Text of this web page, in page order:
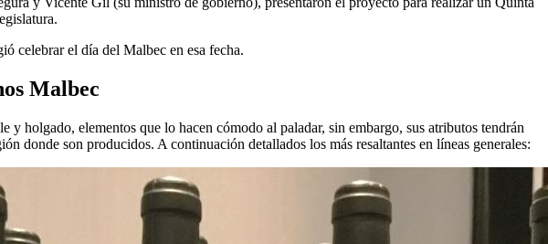
celebrar el día del Malbec en esa fecha.
Malbec
y holgado, elementos que lo hacen cómodo al paladar, sin embargo, sus atributos tendrán
donde son producidos. A continuación detallados los más resaltantes en líneas generales: